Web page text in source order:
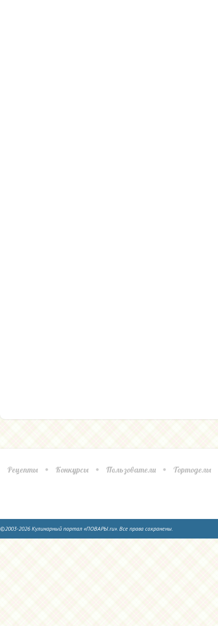
Рецепты Конкурсы Пользователи Тортоделы
©2003-2026 Кулинарный портал «ПОВАРЫ.ru». Все права сохранены.